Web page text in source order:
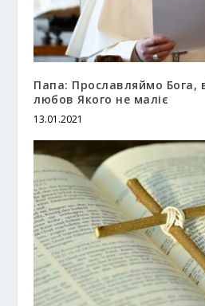
Папа: Прославляймо Бога,
любов Якого не маліє
13.01.2021